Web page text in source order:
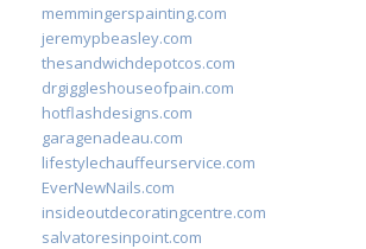
memmingerspainting.com
jeremypbeasley.com
thesandwichdepotcos.com
drgiggleshouseofpain.com
hotflashdesigns.com
garagenadeau.com
lifestylechauffeurservice.com
EverNewNails.com
insideoutdecoratingcentre.com
salvatoresinpoint.com